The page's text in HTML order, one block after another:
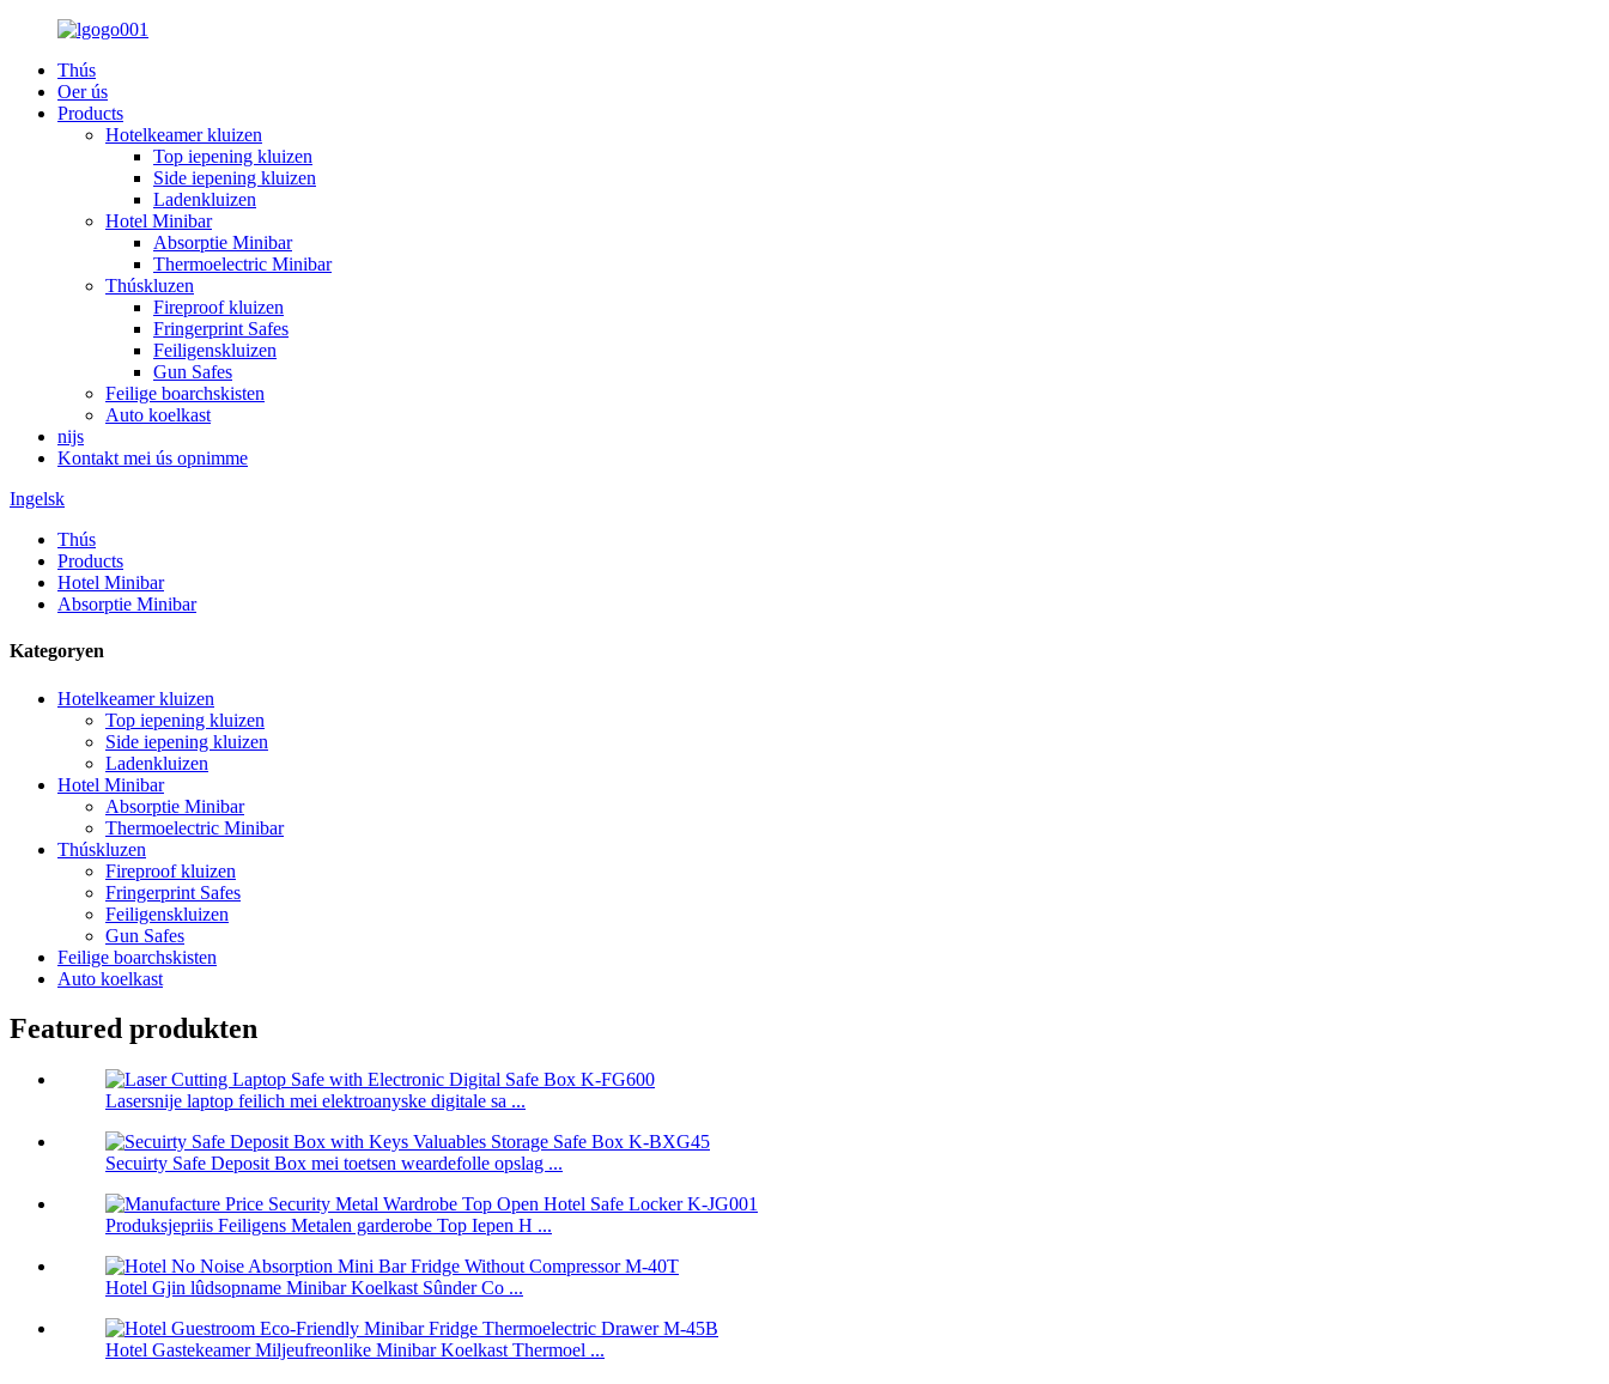
Thús
Oer ús
Products
Hotelkeamer kluizen
Top iepening kluizen
Side iepening kluizen
Ladenkluizen
Hotel Minibar
Absorptie Minibar
Thermoelectric Minibar
Thúskluzen
Fireproof kluizen
Fringerprint Safes
Feiligenskluizen
Gun Safes
Feilige boarchskisten
Auto koelkast
nijs
Kontakt mei ús opnimme
Ingelsk
Thús
Products
Hotel Minibar
Absorptie Minibar
Kategoryen
Hotelkeamer kluizen
Top iepening kluizen
Side iepening kluizen
Ladenkluizen
Hotel Minibar
Absorptie Minibar
Thermoelectric Minibar
Thúskluzen
Fireproof kluizen
Fringerprint Safes
Feiligenskluizen
Gun Safes
Feilige boarchskisten
Auto koelkast
Featured produkten
Lasersnije laptop feilich mei elektroanyske digitale sa ...
Secuirty Safe Deposit Box mei toetsen weardefolle opslag ...
Produksjepriis Feiligens Metalen garderobe Top Iepen H ...
Hotel Gjin lûdsopname Minibar Koelkast Sûnder Co ...
Hotel Gastekeamer Miljeufreonlike Minibar Koelkast Thermoel ...